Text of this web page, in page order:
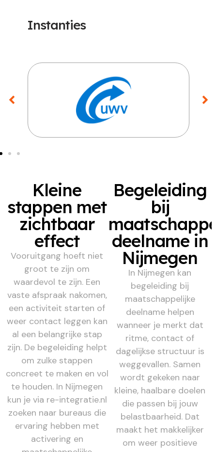
Instanties
Kleine
stappen met
zichtbaar
effect
Vooruitgang hoeft niet
groot te zijn om
waardevol te zijn. Een
vaste afspraak nakomen,
een activiteit starten of
weer contact leggen kan
al een belangrijke stap
zijn. De begeleiding helpt
om zulke stappen
concreet te maken en vol
te houden. In Nijmegen
kun je via re-integratie.nl
zoeken naar bureaus die
ervaring hebben met
activering en
Begeleiding
bij
deelname in
Nijmegen
In Nijmegen kan
begeleiding bij
maatschappelijke
deelname helpen
wanneer je merkt dat
ritme, contact of
dagelijkse structuur is
weggevallen. Samen
wordt gekeken naar
kleine, haalbare doelen
die passen bij jouw
belastbaarheid. Dat
maakt het makkelijker
om weer positieve